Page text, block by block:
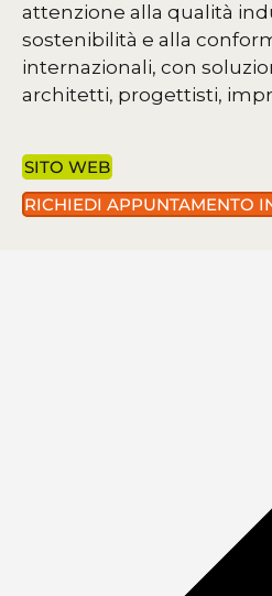
attenzione alla qualità
sostenibilità e alla
internazionali, con
architetti, progettisti,
SITO WEB
RICHIEDI APPUNTAMENTO